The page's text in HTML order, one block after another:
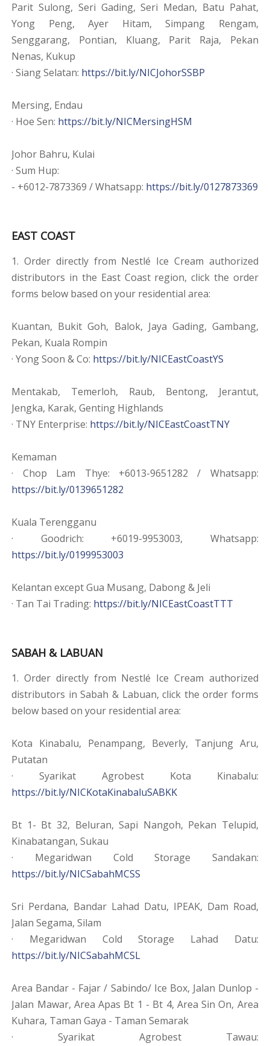
Parit Sulong, Seri Gading, Seri Medan, Batu Pahat,
Yong Peng, Ayer Hitam, Simpang Rengam,
Senggarang, Pontian, Kluang, Parit Raja, Pekan
Nenas, Kukup
· Siang Selatan: https://bit.ly/NICJohorSSBP
Mersing, Endau
· Hoe Sen: https://bit.ly/NICMersingHSM
Johor Bahru, Kulai
· Sum Hup:
- +6012-7873369 / Whatsapp: https://bit.ly/0127873369
EAST COAST
1. Order directly from Nestlé Ice Cream authorized
distributors in the East Coast region, click the order
forms below based on your residential area:
Kuantan, Bukit Goh, Balok, Jaya Gading, Gambang,
Pekan, Kuala Rompin
· Yong Soon & Co: https://bit.ly/NICEastCoastYS
Mentakab, Temerloh, Raub, Bentong, Jerantut,
Jengka, Karak, Genting Highlands
· TNY Enterprise: https://bit.ly/NICEastCoastTNY
Kemaman
· Chop Lam Thye: +6013-9651282 / Whatsapp:
https://bit.ly/0139651282
Kuala Terengganu
· Goodrich: +6019-9953003, Whatsapp:
https://bit.ly/0199953003
Kelantan except Gua Musang, Dabong & Jeli
· Tan Tai Trading: https://bit.ly/NICEastCoastTTT
SABAH & LABUAN
1. Order directly from Nestlé Ice Cream authorized
distributors in Sabah & Labuan, click the order forms
below based on your residential area:
Kota Kinabalu, Penampang, Beverly, Tanjung Aru,
Putatan
· Syarikat Agrobest Kota Kinabalu:
https://bit.ly/NICKotaKinabaluSABKK
Bt 1- Bt 32, Beluran, Sapi Nangoh, Pekan Telupid,
Kinabatangan, Sukau
· Megaridwan Cold Storage Sandakan:
https://bit.ly/NICSabahMCSS
Sri Perdana, Bandar Lahad Datu, IPEAK, Dam Road,
Jalan Segama, Silam
· Megaridwan Cold Storage Lahad Datu:
https://bit.ly/NICSabahMCSL
Area Bandar - Fajar / Sabindo/ Ice Box, Jalan Dunlop -
Jalan Mawar, Area Apas Bt 1 - Bt 4, Area Sin On, Area
Kuhara, Taman Gaya - Taman Semarak
· Syarikat Agrobest Tawau: